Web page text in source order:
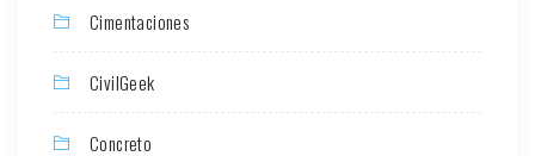
Cimentaciones
CivilGeek
Concreto